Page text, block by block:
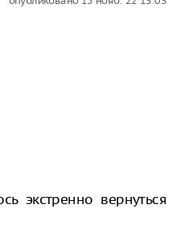
экстренно вернуться